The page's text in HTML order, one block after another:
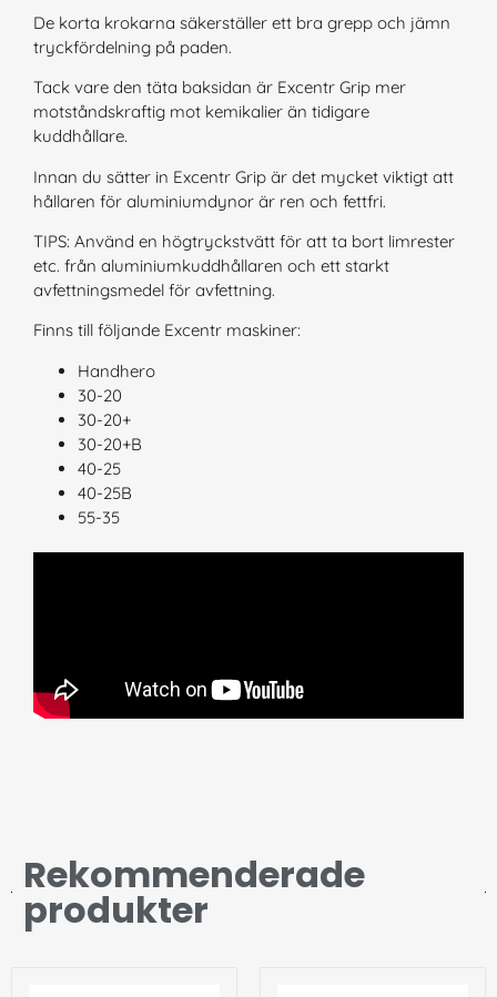
De korta krokarna säkerställer ett bra grepp och jämn
tryckfördelning på paden.
Tack vare den täta baksidan är Excentr Grip mer
motståndskraftig mot kemikalier än tidigare
kuddhållare.
Innan du sätter in Excentr Grip är det mycket viktigt att
hållaren för aluminiumdynor är ren och fettfri.
TIPS: Använd en högtryckstvätt för att ta bort limrester
etc. från aluminiumkuddhållaren och ett starkt
avfettningsmedel för avfettning.
Finns till följande Excentr maskiner:
Handhero
30-20
30-20+
30-20+B
40-25
40-25B
55-35
Rekommenderade
produkter